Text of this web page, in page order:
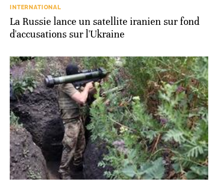
INTERNATIONAL
La Russie lance un satellite iranien sur fond
d'accusations sur l'Ukraine